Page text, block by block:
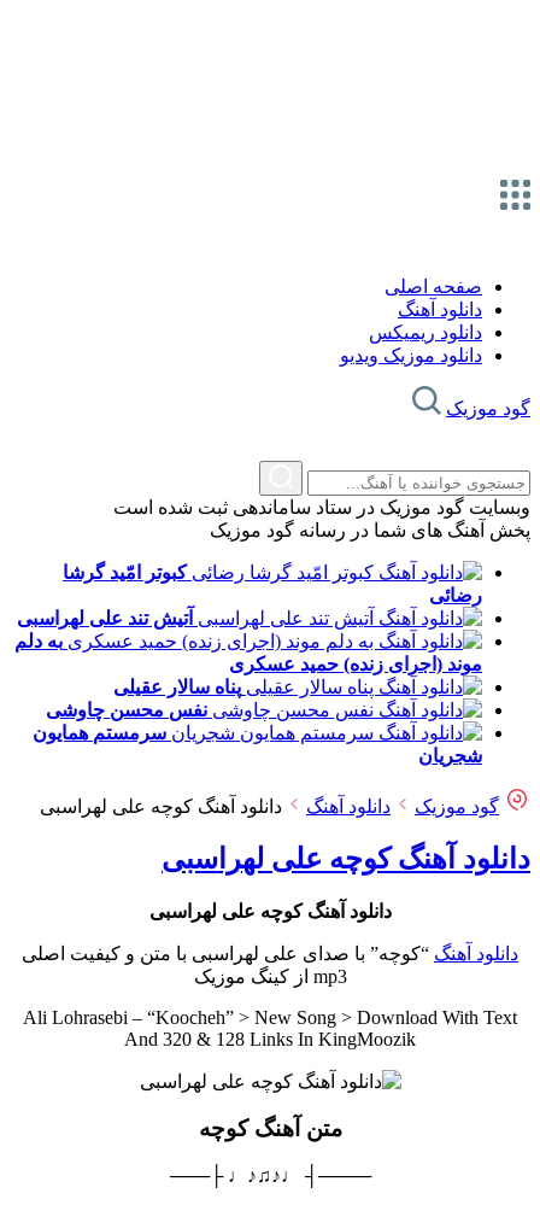
صفحه اصلی
دانلود آهنگ
دانلود ریمیکس
دانلود موزیک ویدیو
گود موزیک
وبسایت گود موزیک در ستاد ساماندهی ثبت شده است
پخش آهنگ های شما در رسانه گود موزیک
کبوتر امّید گرشا
رضائی
آتیش تند علی لهراسبی
به دلم
موند (اجرای زنده) حمید عسکری
پناه سالار عقیلی
نفس محسن چاوشی
سرمستم همایون
شجریان
گود موزیک دانلود آهنگ دانلود آهنگ کوچه علی لهراسبی
دانلود آهنگ کوچه علی لهراسبی
دانلود آهنگ کوچه علی لهراسبی
دانلود آهنگ “کوچه” با صدای علی لهراسبی با متن و کیفیت اصلی
mp3 از کینگ موزیک
Ali Lohrasebi – “Koocheh” > New Song > Download With Text
And 320 & 128 Links In KingMoozik
متن آهنگ کوچه
────┤ ♩♪♫♪♩ ├───